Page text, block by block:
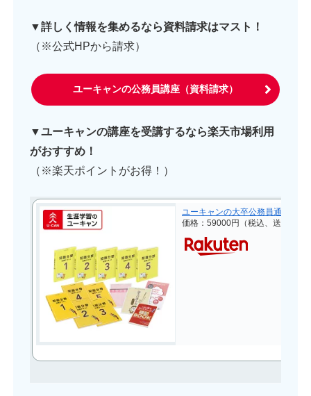
▼詳しく情報を集めるなら資料請求はマスト！
（※公式HPから請求）
ユーキャンの公務員講座（資料請求）
▼ユーキャンの講座を受講するなら楽天市場利用
がおすすめ！
（※楽天ポイントがお得！）
ユーキャンの大卒公務員通信講座
価格：59000円（税込、送料無料)